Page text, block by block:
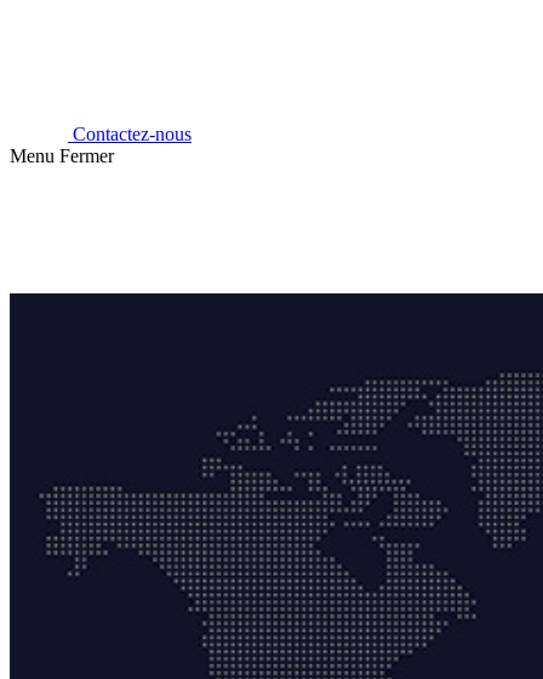
Contactez-nous
Menu Fermer